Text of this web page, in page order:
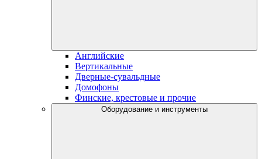
Английские
Вертикальные
Дверные-сувальдные
Домофоны
Финские, крестовые и прочие
Оборудование и инструменты